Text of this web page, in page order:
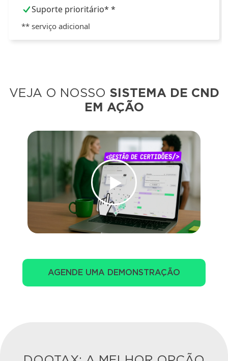
Suporte prioritário* *
** serviço adicional
VEJA O NOSSO SISTEMA DE CND
EM AÇÃO
AGENDE UMA DEMONSTRAÇÃO